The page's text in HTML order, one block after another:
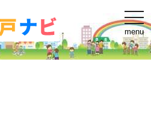
t
o
g
g
l
e
menu